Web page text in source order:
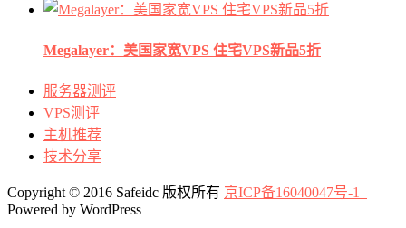
Megalayer：美国家宽VPS 住宅VPS新品5折
服务器测评
VPS测评
主机推荐
技术分享
Copyright © 2016 Safeidc 版权所有 京ICP备16040047号-1
Powered by WordPress